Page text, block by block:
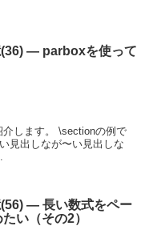
(36) — parboxを使って
します。 \sectionの例で
見出しなが〜い見出しな
— 長い数式をペー
い（その2）